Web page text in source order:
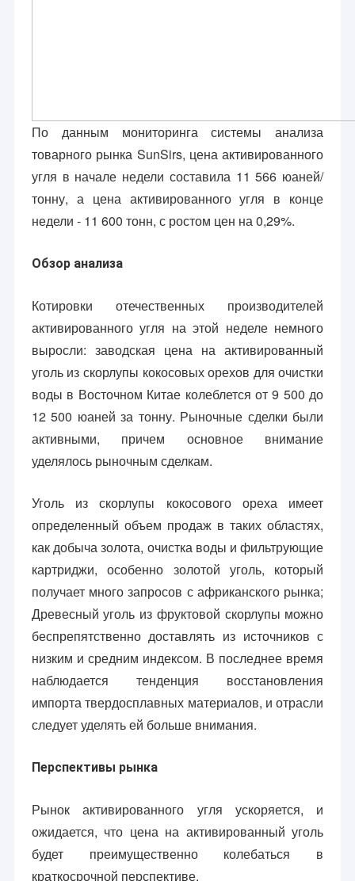
По данным мониторинга системы анализа
товарного рынка SunSirs, цена активированного
угля в начале недели составила 11 566 юаней/
тонну, а цена активированного угля в конце
недели - 11 600 тонн, с ростом цен на 0,29%.
Обзор анализа
Котировки отечественных производителей
активированного угля на этой неделе немного
выросли: заводская цена на активированный
уголь из скорлупы кокосовых орехов для очистки
воды в Восточном Китае колеблется от 9 500 до
12 500 юаней за тонну. Рыночные сделки были
активными, причем основное внимание
уделялось рыночным сделкам.
Уголь из скорлупы кокосового ореха имеет
определенный объем продаж в таких областях,
как добыча золота, очистка воды и фильтрующие
картриджи, особенно золотой уголь, который
получает много запросов с африканского рынка;
Древесный уголь из фруктовой скорлупы можно
беспрепятственно доставлять из источников с
низким и средним индексом. В последнее время
наблюдается тенденция восстановления
импорта твердосплавных материалов, и отрасли
следует уделять ей больше внимания.
Перспективы рынка
Рынок активированного угля ускоряется, и
ожидается, что цена на активированный уголь
будет преимущественно колебаться в
краткосрочной перспективе.